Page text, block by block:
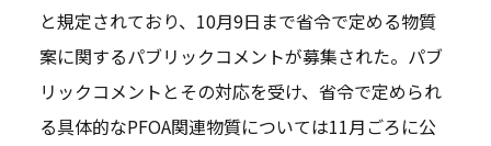
と規定されており、10月9日まで省令で定める物質
案に関するパブリックコメントが募集された。パブ
リックコメントとその対応を受け、省令で定められ
る具体的なPFOA関連物質については11月ごろに公